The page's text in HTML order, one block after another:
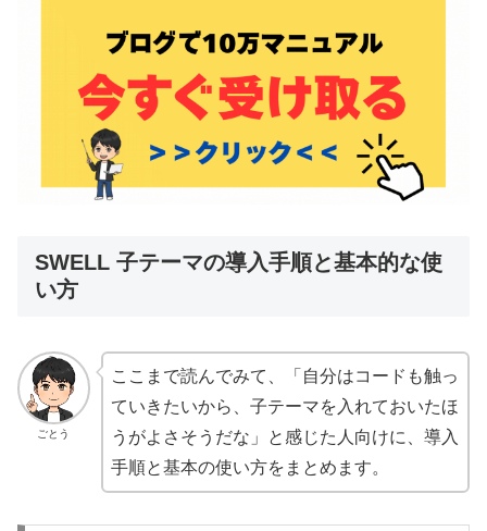
SWELL 子テーマの導入手順と基本的な使
い方
ごとう
ここまで読んでみて、「自分はコードも触っ
ていきたいから、子テーマを入れておいたほ
うがよさそうだな」と感じた人向けに、導入
手順と基本の使い方をまとめます。